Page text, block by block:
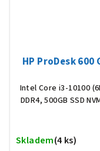
HP ProDesk 600
Intel Core i3-10100
DDR4, 500GB SSD
Skladem(4 ks)